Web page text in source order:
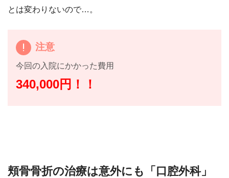
とは変わりないので…。
注意
今回の入院にかかった費用
340,000円！！
頬骨骨折の治療は意外にも「口腔外科」